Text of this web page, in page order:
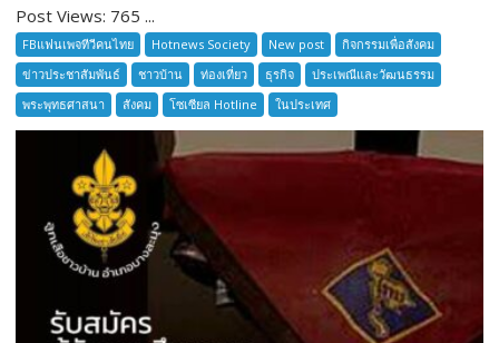
เล่า
ตำนาน
เมือง
โบราณ
สมุทรปราการ
Post Views: 765 ...
FBแฟนเพจทีวีคนไทย Hotnews Society New post
กิจกรรมเพื่อสังคม
ข่าวประชาสัมพันธ์
ชาวบ้าน ท่องเที่ยว ธุรกิจ
ประเพณีและวัฒนธรรม
พระพุทธศาสนา
สังคม โซเซียล Hotline ในประเทศ